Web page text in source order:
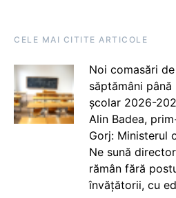
CELE MAI CITITE ARTICOLE
Noi comasări
săptămâni
școlar 2026-
Alin Badea,
Gorj: Ministerul
Ne sună
rămân fără
învățătorii, cu